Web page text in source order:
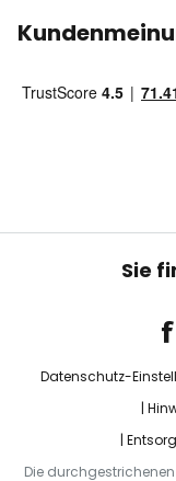
Sie
Datenschutz-
Die durchgestrichenen